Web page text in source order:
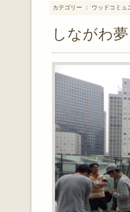
カテゴリー ： ウッドコミュ
しながわ